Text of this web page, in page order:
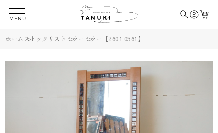
MENU
ホーム ストックリスト ミラー ミラー【2601-0561】